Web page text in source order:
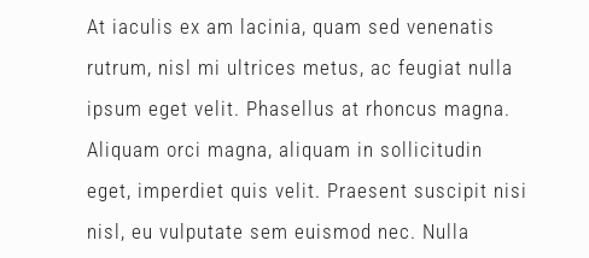
At iaculis ex am lacinia, quam sed venenatis
rutrum, nisl mi ultrices metus, ac feugiat nulla
ipsum eget velit. Phasellus at rhoncus magna.
Aliquam orci magna, aliquam in sollicitudin
eget, imperdiet quis velit. Praesent suscipit nisi
nisl, eu vulputate sem euismod nec. Nulla